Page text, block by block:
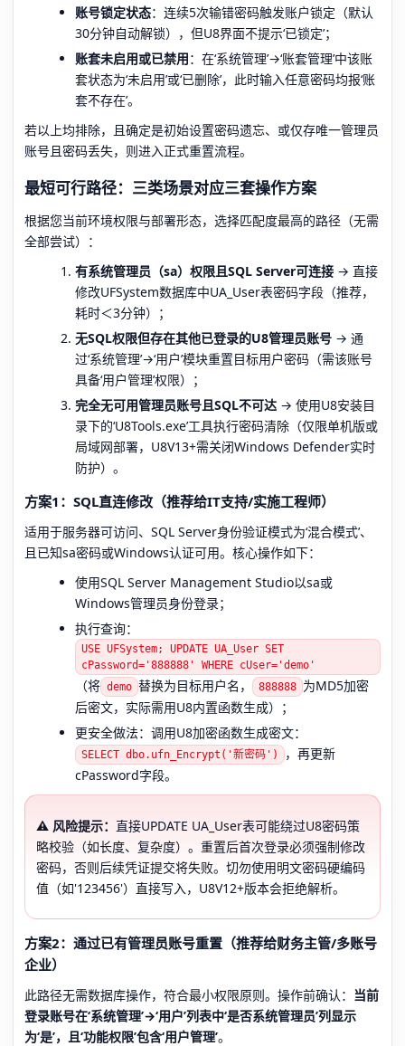
账号锁定状态：连续5次输错密码触发账户锁定（默认
30分钟自动解锁），但U8界面不提示‘已锁定’；
账套未启用或已禁用：在‘系统管理’→‘账套管理’中该账
套状态为‘未启用’或‘已删除’，此时输入任意密码均报‘账
套不存在’。
若以上均排除，且确定是初始设置密码遗忘、或仅存唯一管理员
账号且密码丢失，则进入正式重置流程。
最短可行路径：三类场景对应三套操作方案
根据您当前环境权限与部署形态，选择匹配度最高的路径（无需
全部尝试）：
有系统管理员（sa）权限且SQL Server可连接 → 直接
修改UFSystem数据库中UA_User表密码字段（推荐，
耗时＜3分钟）；
无SQL权限但存在其他已登录的U8管理员账号 → 通
过‘系统管理’→‘用户’模块重置目标用户密码（需该账号
具备‘用户管理’权限）；
完全无可用管理员账号且SQL不可达 → 使用U8安装目
录下的‘U8Tools.exe’工具执行密码清除（仅限单机版或
局域网部署，U8V13+需关闭Windows Defender实时
防护）。
方案1：SQL直连修改（推荐给IT支持/实施工程师）
适用于服务器可访问、SQL Server身份验证模式为‘混合模式’、
且已知sa密码或Windows认证可用。核心操作如下：
使用SQL Server Management Studio以sa或
Windows管理员身份登录；
执行查询：
USE UFSystem; UPDATE UA_User SET
cPassword='888888' WHERE cUser='demo'
（将 demo 替换为目标用户名， 888888 为MD5加密
后密文，实际需用U8内置函数生成）；
更安全做法：调用U8加密函数生成密文：
SELECT dbo.ufn_Encrypt('新密码')
，再更新
cPassword字段。
⚠️ 风险提示： 直接UPDATE UA_User表可能绕过U8密码策
略校验（如长度、复杂度）。重置后首次登录必须强制修改
密码，否则后续凭证提交将失败。切勿使用明文密码硬编码
值（如'123456'）直接写入，U8V12+版本会拒绝解析。
方案2：通过已有管理员账号重置（推荐给财务主管/多账号
企业）
此路径无需数据库操作，符合最小权限原则。操作前确认： 当前
登录账号在‘系统管理’→‘用户’列表中‘是否系统管理员’列显示
为‘是’，且‘功能权限’包含‘用户管理’。